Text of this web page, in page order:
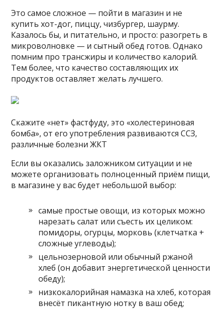
Это самое сложное — пойти в магазин и не
купить хот-дог, пиццу, чизбургер, шаурму.
Казалось бы, и питательно, и просто: разогреть в
микроволновке — и сытный обед готов. Однако
помним про трансжиры и количество калорий.
Тем более, что качество составляющих их
продуктов оставляет желать лучшего.
Скажите «нет» фастфуду, это «холестериновая
бомба», от его употребления развиваются ССЗ,
различные болезни ЖКТ
Если вы оказались заложником ситуации и не
можете организовать полноценный приём пищи,
в магазине у вас будет небольшой выбор:
самые простые овощи, из которых можно
нарезать салат или съесть их целиком:
помидоры, огурцы, морковь (клетчатка +
сложные углеводы);
цельнозерновой или обычный ржаной
хлеб (он добавит энергетической ценности
обеду);
низкокалорийная намазка на хлеб, которая
внесёт пикантную нотку в ваш обед;